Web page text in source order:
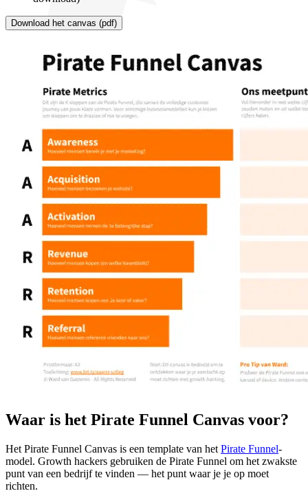
Download het canvas (pdf)
Waar is het Pirate Funnel Canvas voor?
Het Pirate Funnel Canvas is een template van het Pirate Funnel-
model. Growth hackers gebruiken de Pirate Funnel om het zwakste
punt van een bedrijf te vinden — het punt waar je je op moet
richten.